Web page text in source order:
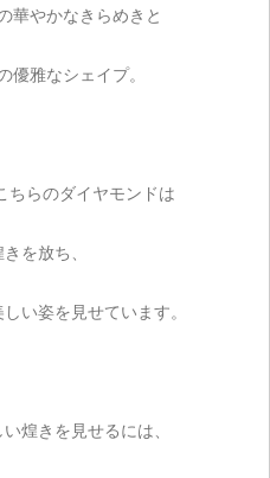
華やかなきらめきと
優雅なシェイプ。
ちらのダイヤモンドは
を放ち、
い姿を見せています。
煌きを見せるには、